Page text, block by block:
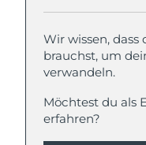
Wir wissen,
brauchst, um
verwandeln.
Möchtest du als
erfahren?